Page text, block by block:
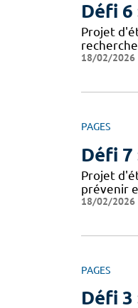
Défi
Projet
18/02/2026
PAGES
Défi 7
Projet
prévenir
18/02/2026
PAGES
Défi